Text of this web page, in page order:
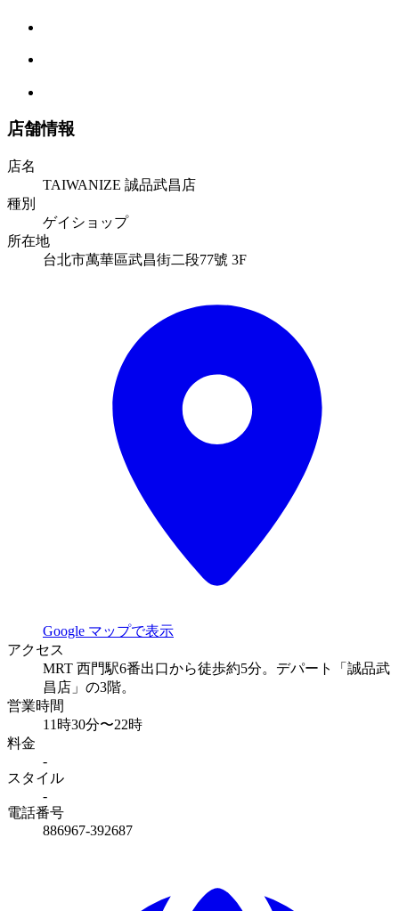
店舗情報
店名
TAIWANIZE 誠品武昌店
種別
ゲイショップ
所在地
台北市萬華區武昌街二段77號 3F
Google マップで表示
アクセス
MRT 西門駅6番出口から徒歩約5分。デパート「誠品武
昌店」の3階。
営業時間
11時30分〜22時
料金
-
スタイル
-
電話番号
886967-392687